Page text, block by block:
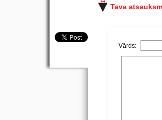
Tava
Vārds: